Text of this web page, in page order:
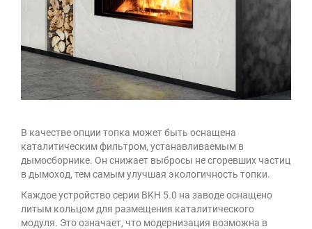
В качестве опции топка может быть оснащена
каталитическим фильтром, устанавливаемым в
дымосборнике. Он снижает выбросы не сгоревших частиц
в дымоход, тем самым улучшая экологичность топки.
Каждое устройство серии BKH 5.0 на заводе оснащено
литым кольцом для размещения каталитического
модуля. Это означает, что модернизация возможна в